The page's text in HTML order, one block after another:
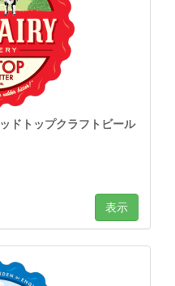
ドトップクラフトビール
表示